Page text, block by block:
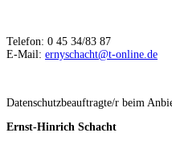
Telefon: 0 45 34/83 87
E-Mail: ernyschacht@t-online.de
Datenschutzbeauftragte/r beim
Ernst-Hinrich Schacht